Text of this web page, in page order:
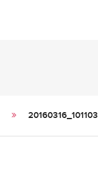
20160316_101103